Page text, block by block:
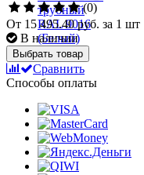
(0)
От 15 495.40 руб. за 1 шт
В наличии
Выбрать товар
Сравнить
Способы оплаты